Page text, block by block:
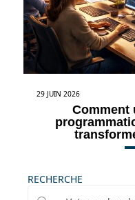
29 JUIN 2026
Comment
RECHERCHE